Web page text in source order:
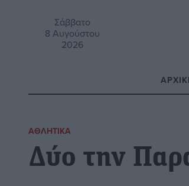
Σάββατο
8 Αυγούστου
2026
ΑΘΛΗΤΙΚΆ
Δύο την